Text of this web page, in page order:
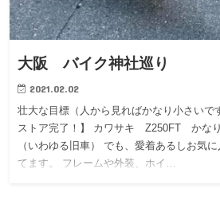
大阪 バイク神社巡り
2021.02.02
壮大な目標（人から見ればかなり小さいで
ストア完了！】 カワサキ Z250FT かな
（いわゆる旧車） でも、愛着あるしお気
てます。 フレームや外装、ホイ…